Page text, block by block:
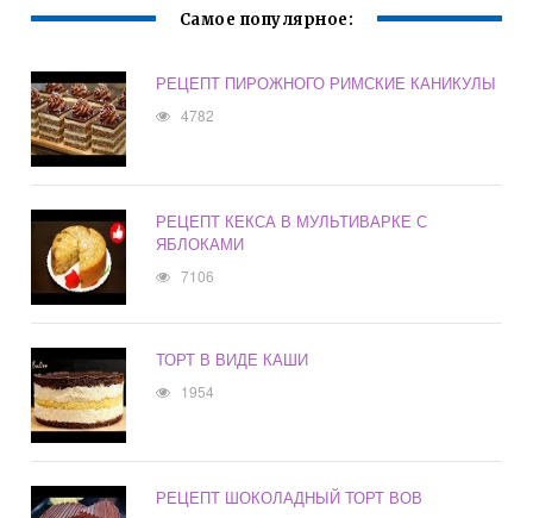
Самое популярное:
РЕЦЕПТ ПИРОЖНОГО РИМСКИЕ КАНИКУЛЫ
4782
РЕЦЕПТ КЕКСА В МУЛЬТИВАРКЕ С
ЯБЛОКАМИ
7106
ТОРТ В ВИДЕ КАШИ
1954
РЕЦЕПТ ШОКОЛАДНЫЙ ТОРТ ВОВ